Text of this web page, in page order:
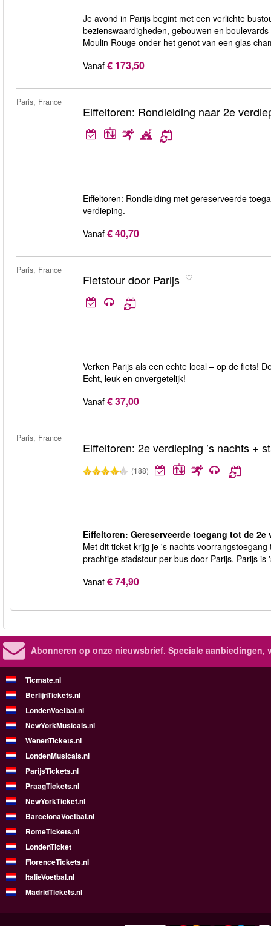
Je avond in Parijs begint met een verlichte
bezienswaardigheden, gebouwen en
Moulin Rouge onder het genot van een glas
Vanaf € 173,50
Paris, France
Eiffeltoren: Rondleiding naar 2e
Eiffeltoren: Rondleiding met gereserveerde
verdieping.
Vanaf € 40,70
Paris, France
Fietstour door Parijs
Verken Parijs als een echte local – op de fiets!
Echt, leuk en onvergetelijk!
Vanaf € 37,00
Paris, France
Eiffeltoren: 2e verdieping ’s nachts +
(188)
Eiffeltoren: Gereserveerde toegang tot de
Met dit ticket krijg je 's nachts
prachtige stadstour per bus door Parijs. Parijs is
Vanaf € 74,90
Abonneren op onze nieuwsbrief. Speciale aanbiedingen,
Ticmate.nl
BerlijnTickets.nl
LondenVoetbal.nl
NewYorkMusicals.nl
WenenTickets.nl
LondenMusicals.nl
ParijsTickets.nl
PraagTickets.nl
NewYorkTicket.nl
BarcelonaVoetbal.nl
RomeTickets.nl
LondenTicket
FlorenceTickets.nl
ItalieVoetbal.nl
MadridTickets.nl